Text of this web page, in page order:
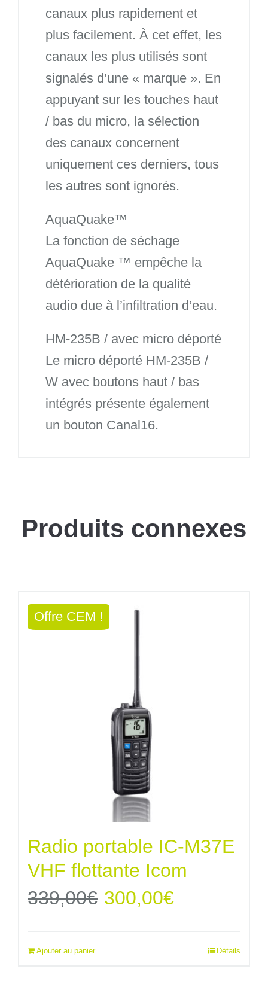
canaux plus rapidement et
plus facilement. À cet effet, les
canaux les plus utilisés sont
signalés d’une « marque ». En
appuyant sur les touches haut
/ bas du micro, la sélection
des canaux concernent
uniquement ces derniers, tous
les autres sont ignorés.
AquaQuake™
La fonction de séchage
AquaQuake ™ empêche la
détérioration de la qualité
audio due à l’infiltration d’eau.
HM-235B / avec micro déporté
Le micro déporté HM-235B /
W avec boutons haut / bas
intégrés présente également
un bouton Canal16.
Produits connexes
Offre CEM !
Radio portable IC-M37E
VHF flottante Icom
339,00€ Le
300,00€Le
actuel
Ajouter au panier Détails